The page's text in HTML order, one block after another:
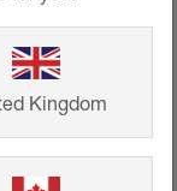
Kingdom